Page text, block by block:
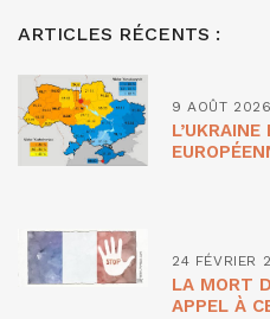
ARTICLES RÉCENTS :
9 AOÛT 2026
24 FÉVRIER
LA MORT
APPEL À